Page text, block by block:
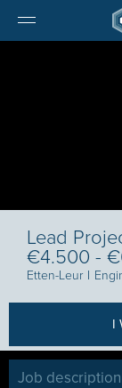
Lead
€4.500 -
Etten-Leur I
I
Job description